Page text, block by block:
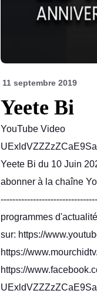
11 septembre 2019
Yeete Bi
YouTube Video
Yeete Bi du 10 Juin
abonner à la chaîne
programmes
sur: https://
https://
https://